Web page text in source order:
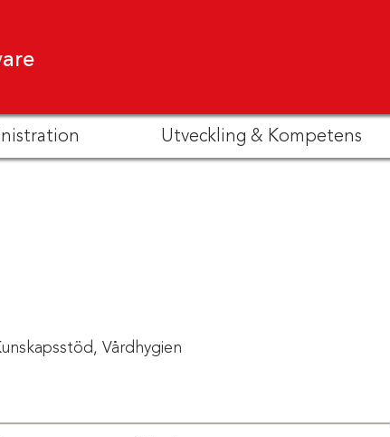
Utveckling & Kompetens
Vårdhygien